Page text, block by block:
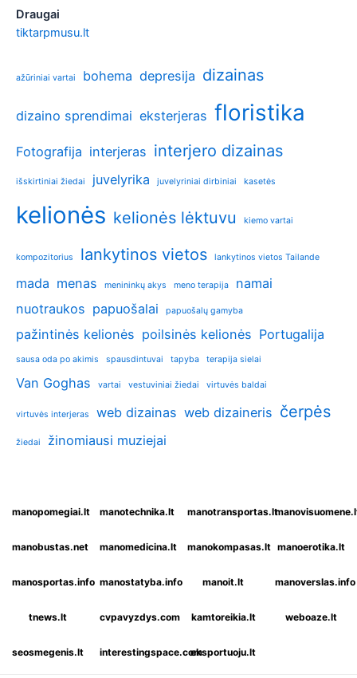
Draugai
tiktarpmusu.lt
ažūriniai vartai bohema depresija dizainas
dizaino sprendimai eksterjeras floristika
Fotografija interjeras interjero dizainas
išskirtiniai žiedai juvelyrika juvelyriniai dirbiniai kasetės
kelionės kelionės lėktuvu kiemo vartai
kompozitorius lankytinos vietos lankytinos vietos Tailande
mada menas menininkų akys meno terapija
namai
nuotraukos papuošalai papuošalų gamyba
pažintinės kelionės poilsinės kelionės Portugalija
sausa oda po akimis spausdintuvai tapyba terapija sielai
Van Goghas vartai vestuviniai žiedai virtuvės baldai
virtuvės interjeras web dizainas web dizaineris čerpės
žiedai žinomiausi muziejai
manopomegiai.lt manotechnika.lt manotransportas.lt
manobustas.net manomedicina.lt manokompasas.lt manoerotika.lt
manosportas.info manostatyba.info manoit.lt manoverslas.info
tnews.lt cvpavyzdys.com kamtoreikia.lt weboaze.lt
seosmegenis.lt interestingspace.comeksportuoju.lt